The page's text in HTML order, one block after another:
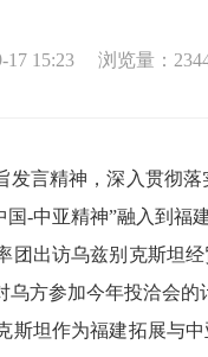
17 15:23 浏览量：
发言精神，深入贯彻
-中亚精神”融入到福
出访乌兹别克斯坦经
方参加今年投洽会的
坦作为福建拓展与中